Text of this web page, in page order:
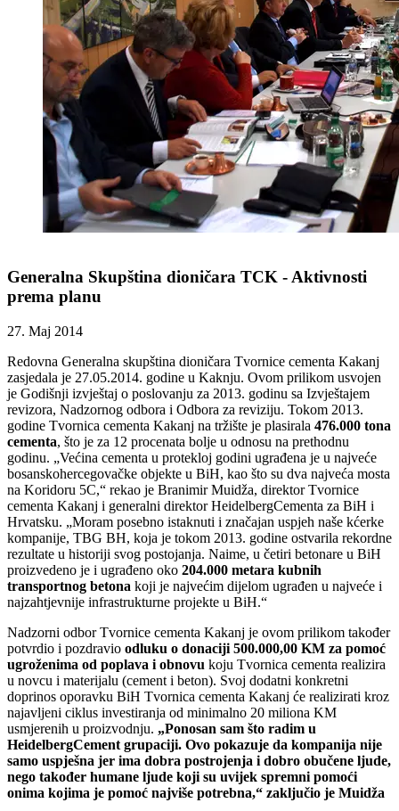
Generalna Skupština dioničara TCK - Aktivnosti
prema planu
27. Maj 2014
Redovna Generalna skupština dioničara Tvornice cementa Kakanj
zasjedala je 27.05.2014. godine u Kaknju. Ovom prilikom usvojen
je Godišnji izvještaj o poslovanju za 2013. godinu sa Izvještajem
revizora, Nadzornog odbora i Odbora za reviziju. Tokom 2013.
godine Tvornica cementa Kakanj na tržište je plasirala 476.000 tona
cementa, što je za 12 procenata bolje u odnosu na prethodnu
godinu. „Većina cementa u protekloj godini ugrađena je u najveće
bosanskohercegovačke objekte u BiH, kao što su dva najveća mosta
na Koridoru 5C,“ rekao je Branimir Muidža, direktor Tvornice
cementa Kakanj i generalni direktor HeidelbergCementa za BiH i
Hrvatsku. „Moram posebno istaknuti i značajan uspjeh naše kćerke
kompanije, TBG BH, koja je tokom 2013. godine ostvarila rekordne
rezultate u historiji svog postojanja. Naime, u četiri betonare u BiH
proizvedeno je i ugrađeno oko 204.000 metara kubnih
transportnog betona koji je najvećim dijelom ugrađen u najveće i
najzahtjevnije infrastrukturne projekte u BiH.“
Nadzorni odbor Tvornice cementa Kakanj je ovom prilikom također
potvrdio i pozdravio odluku o donaciji 500.000,00 KM za pomoć
ugroženima od poplava i obnovu koju Tvornica cementa realizira
u novcu i materijalu (cement i beton). Svoj dodatni konkretni
doprinos oporavku BiH Tvornica cementa Kakanj će realizirati kroz
najavljeni ciklus investiranja od minimalno 20 miliona KM
usmjerenih u proizvodnju. „Ponosan sam što radim u
HeidelbergCement grupaciji. Ovo pokazuje da kompanija nije
samo uspješna jer ima dobra postrojenja i dobro obučene ljude,
nego također humane ljude koji su uvijek spremni pomoći
onima kojima je pomoć najviše potrebna,“ zaključio je Muidža